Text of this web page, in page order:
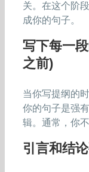
关。在这个阶
成你的句子。
写下每一
之前)
当你写提纲的
你的句子是强
辑。通常，你
引言和结